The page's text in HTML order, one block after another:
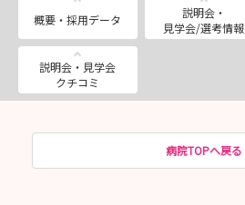
概要・採用データ
説明会・
見学会/選考情報
説明会・見学会
クチコミ
病院TOPへ戻る